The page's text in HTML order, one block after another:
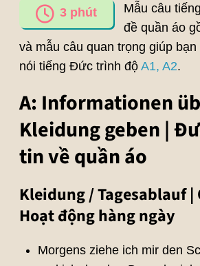
3 phút
Mẫu câu
đề quần áo
và mẫu câu quan trọng giúp
nói tiếng Đức trình độ A1, A2.
A: Informationen
Kleidung geben |
tin về quần áo
Kleidung / Tagesablauf |
Hoạt động hàng ngày
Morgens ziehe ich mir den